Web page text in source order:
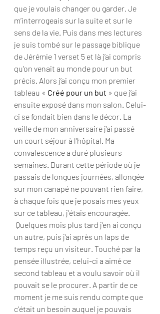
que je voulais changer ou garder. Je
m’interrogeais sur la suite et sur le
sens de la vie. Puis dans mes lectures
je suis tombé sur le passage biblique
de Jérémie 1 verset 5 et là j’ai compris
qu’on venait au monde pour un but
précis. Alors j’ai conçu mon premier
tableau « Créé pour un but » que j’ai
ensuite exposé dans mon salon. Celui-
ci se fondait bien dans le décor. La
veille de mon anniversaire j’ai passé
un court séjour à l’hôpital. Ma
convalescence a duré plusieurs
semaines. Durant cette période où je
passais de longues journées, allongée
sur mon canapé ne pouvant rien faire,
à chaque fois que je posais mes yeux
sur ce tableau, j’étais encouragée.
un autre, puis j’ai après un laps de
temps reçu un visiteur. Touché par la
pensée illustrée, celui-ci a aimé ce
second tableau et a voulu savoir où il
pouvait se le procurer. A partir de ce
moment je me suis rendu compte que
c’était un besoin auquel je pouvais